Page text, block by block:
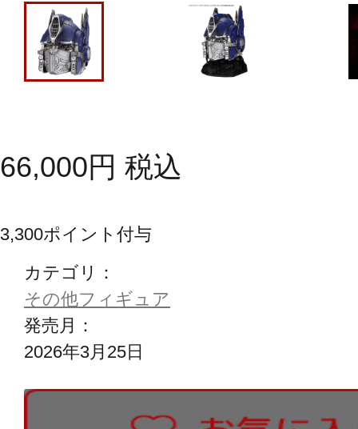
66,000円 税込
3,300ポイント付与
カテゴリ：
その他フィギュア
発売月：
2026年3月25日